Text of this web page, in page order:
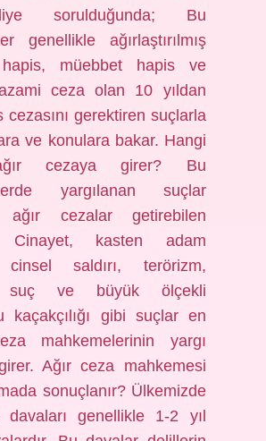
sorulduğunda; Bu
genellikle ağırlaştırılmış
müebbet hapis ve
ceza olan 10 yıldan
cezasını gerektiren suçlarla
ve konulara bakar. Hangi
cezaya girer? Bu
yargılanan suçlar
ağır cezalar getirebilen
Cinayet, kasten adam
cinsel saldırı, terörizm,
suç ve büyük ölçekli
kaçakçılığı gibi suçlar en
mahkemelerinin yargı
Ağır ceza mahkemesi
sonuçlanır? Ülkemizde
davaları genellikle 1-2 yıl